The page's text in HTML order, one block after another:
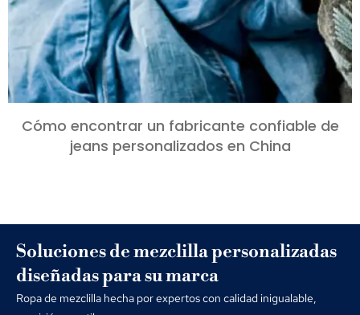
Cómo encontrar un fabricante confiable de
jeans personalizados en China
Soluciones de mezclilla personalizadas
diseñadas para su marca
Ropa de mezclilla hecha por expertos con calidad inigualable,